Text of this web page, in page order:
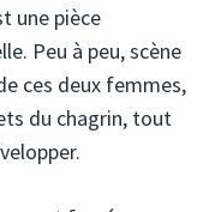
une pièce
Peu à peu, scène
ces deux femmes,
du chagrin, tout